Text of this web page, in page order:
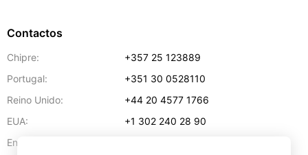
Contactos
Chipre:
+357 25 123889
Portugal:
+351 30 0528110
Reino Unido:
+44 20 4577 1766
EUA:
+1 302 240 28 90
Endereço de e-mail: